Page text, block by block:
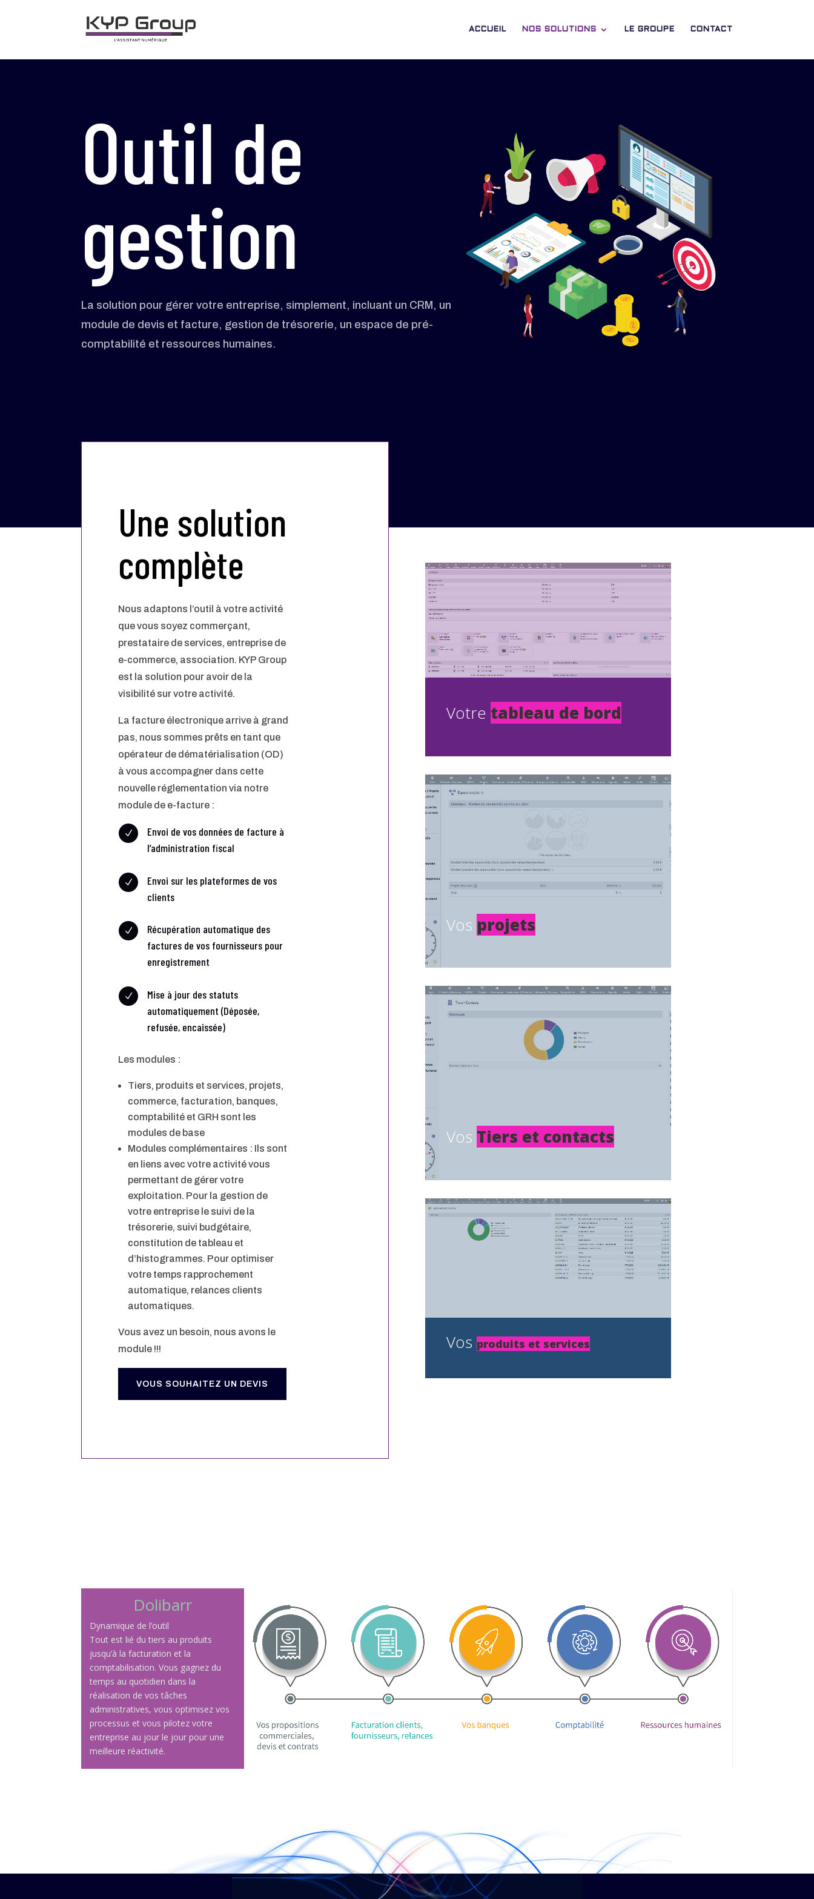
ACCUEIL NOS SOLUTIONS LE GROUPE CONTACT
Outil de
gestion
La solution pour gérer votre entreprise, simplement, incluant un CRM, un
module de devis et facture, gestion de trésorerie, un espace de pré-
comptabilité et ressources humaines.
Une solution
complète
Nous adaptons l’outil à votre activité
que vous soyez commerçant,
prestataire de services, entreprise de
e-commerce, association. KYP Group
est la solution pour avoir de la
visibilité sur votre activité.
La facture électronique arrive à grand
pas, nous sommes prêts en tant que
opérateur de dématérialisation (OD)
à vous accompagner dans cette
nouvelle réglementation via notre
module de e-facture :
N
Envoi de vos données de facture à
l’administration fiscal
N
Envoi sur les plateformes de vos
clients
N
Récupération automatique des
factures de vos fournisseurs pour
enregistrement
N
Mise à jour des statuts
automatiquement (Déposée,
refusée, encaissée)
Les modules :
Tiers, produits et services, projets,
commerce, facturation, banques,
comptabilité et GRH sont les
modules de base
Modules complémentaires : Ils sont
en liens avec votre activité vous
permettant de gérer votre
exploitation. Pour la gestion de
votre entreprise le suivi de la
trésorerie, suivi budgétaire,
constitution de tableau et
d’histogrammes. Pour optimiser
votre temps rapprochement
automatique, relances clients
automatiques.
Vous avez un besoin, nous avons le
module !!!
VOUS SOUHAITEZ UN DEVIS
Votre tableau de bord
Vos projets
Vos Tiers et contacts
Vos produits et services
Dolibarr
Dynamique de l’outil
Tout est lié du tiers au produits
jusqu’à la facturation et la
comptabilisation. Vous gagnez du
temps au quotidien dans la
réalisation de vos tâches
administratives, vous optimisez vos
processus et vous pilotez votre
entreprise au jour le jour pour une
meilleure réactivité.